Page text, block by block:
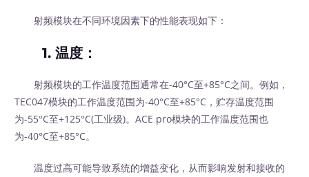
射频模块在不同环境因素下的性能表现如下：
1.温度 ：
射频模块的工作温度范围通常在-40°C至+85°C之间。例如，
TEC047模块的工作温度范围为-40°C至+85°C，贮存温度范围
为-55°C至+125°C(工业级)。ACE pro模块的工作温度范围也
为-40°C至+85°C。
温度过高可能导致系统的增益变化，从而影响发射和接收的